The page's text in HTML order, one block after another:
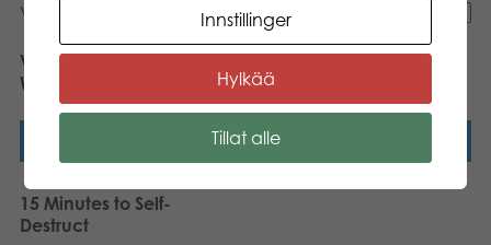
Viser alle 3 resultater
Vikings’ Tales Edge of the
World board game
Touché board game
15 Minutes to Self-
Destruct
Innstillinger
Hylkää
Tillat alle